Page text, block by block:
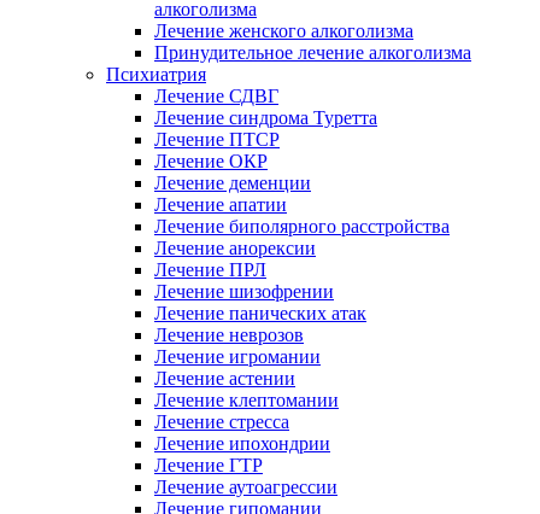
алкоголизма
Лечение женского алкоголизма
Принудительное лечение алкоголизма
Психиатрия
Лечение СДВГ
Лечение синдрома Туретта
Лечение ПТСР
Лечение ОКР
Лечение деменции
Лечение апатии
Лечение биполярного расстройства
Лечение анорексии
Лечение ПРЛ
Лечение шизофрении
Лечение панических атак
Лечение неврозов
Лечение игромании
Лечение астении
Лечение клептомании
Лечение стресса
Лечение ипохондрии
Лечение ГТР
Лечение аутоагрессии
Лечение гипомании